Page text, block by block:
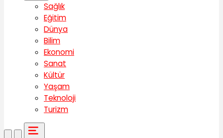
Sağlık
Eğitim
Dünya
Bilim
Ekonomi
Sanat
Kültür
Yaşam
Teknoloji
Turizm